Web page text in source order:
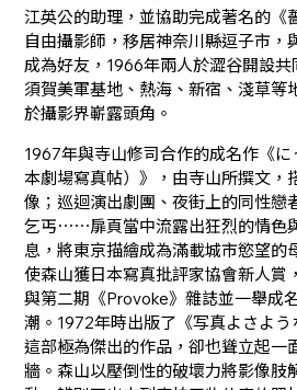
江英公的助理，並協助完成著名的《
自由攝影師，移居神奈川縣逗子市，
成為好友，1966年兩人於澀谷開設
須賀美軍基地、熱海、新宿、淺草等
於攝影界嶄露頭角。
1967年與寺山修司合作的成名作《
本劇場寫真帖）》，由寺山所撰文，
像；巡迴演出劇團、夜街上的同性戀
乞丐⋯⋯扉頁當中流露出狂烈的情色
息，將東京描繪成為滿載城市慾望的
使森山獲日本寫真批評家協會新人賞
與第二期《Provoke》雜誌並一舉成
潮。1972年時出版了《写真よさよう
這部極為傑出的作品，卻也聳立起一
牆。森山以壓倒性的破壞力將影像